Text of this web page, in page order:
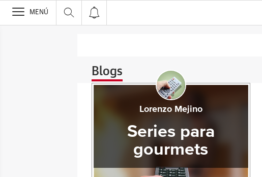
>
MENÚ
Blogs
Lorenzo Mejino
Series para
gourmets